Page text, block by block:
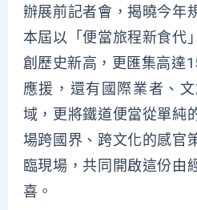
辦展前記者會，揭曉今年
本屆以「便當旅程新食代
創歷史新高，更匯集高達
應援，還有國際業者、
域，更將鐵道便當從單純
場跨國界、跨文化的感官
臨現場，共同開啟這份由
喜。